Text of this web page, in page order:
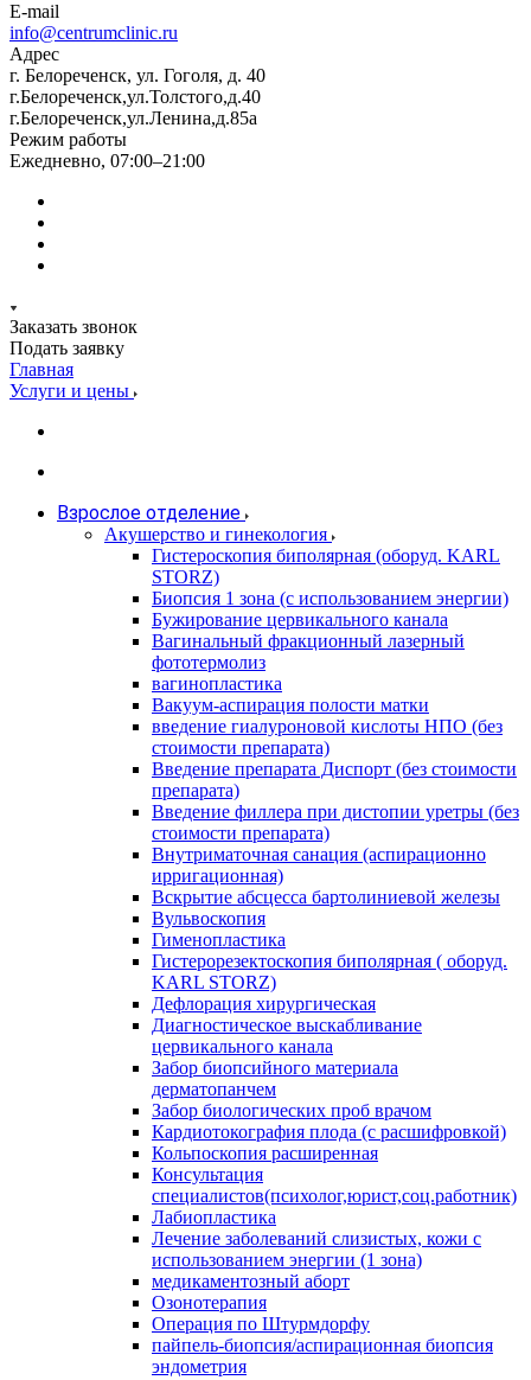
E-mail
info@centrumclinic.ru
Адрес
г. Белореченск, ул. Гоголя, д. 40
г.Белореченск,ул.Толстого,д.40
г.Белореченск,ул.Ленина,д.85а
Режим работы
Ежедневно, 07:00–21:00
Заказать звонок
Подать заявку
Главная
Услуги и цены
Взрослое отделение
Акушерство и гинекология
Гистероскопия биполярная (оборуд. KARL
STORZ)
Биопсия 1 зона (с использованием энергии)
Бужирование цервикального канала
Вагинальный фракционный лазерный
фототермолиз
вагинопластика
Вакуум-аспирация полости матки
введение гиалуроновой кислоты НПО (без
стоимости препарата)
Введение препарата Диспорт (без стоимости
препарата)
Введение филлера при дистопии уретры (без
стоимости препарата)
Внутриматочная санация (аспирационно
ирригационная)
Вскрытие абсцесса бартолиниевой железы
Вульвоскопия
Гименопластика
Гистерорезектоскопия биполярная ( оборуд.
KARL STORZ)
Дефлорация хирургическая
Диагностическое выскабливание
цервикального канала
Забор биопсийного материала
дерматопанчем
Забор биологических проб врачом
Кардиотокография плода (с расшифровкой)
Кольпоскопия расширенная
Консультация
специалистов(психолог,юрист,соц.работник)
Лабиопластика
Лечение заболеваний слизистых, кожи с
использованием энергии (1 зона)
медикаментозный аборт
Озонотерапия
Операция по Штурмдорфу
пайпель-биопсия/аспирационная биопсия
эндометрия